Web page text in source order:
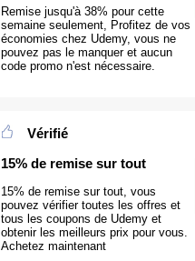
Remise jusqu'à 38% pour cette
semaine seulement, Profitez de vos
économies chez Udemy, vous ne
pouvez pas le manquer et aucun
code promo n'est nécessaire.
Vérifié
15% de remise sur tout
15% de remise sur tout, vous
pouvez vérifier toutes les offres et
tous les coupons de Udemy et
obtenir les meilleurs prix pour vous.
Achetez maintenant